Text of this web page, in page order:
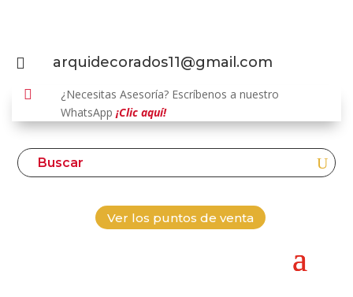
 arquidecorados11@gmail.com

¿Necesitas Asesoría? Escríbenos a nuestro
WhatsApp ¡Clic aquí!
Ver los puntos de venta